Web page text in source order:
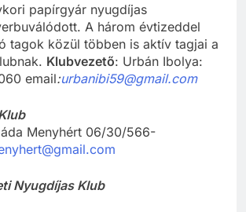
papírgyár nyugdíjas
A három évtizeddel
tagok közül többen is aktív tagjai a
Klubvezető: Urbán Ibolya:
email:urbanibi59@gmail.com
Menyhért 06/30/566-
Nyugdíjas Klub